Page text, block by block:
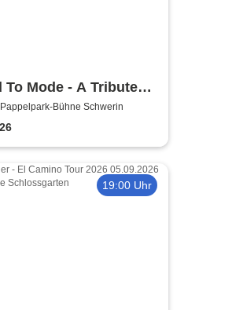
To Mode - A Tribute
Mode
Bühne Schwerin
19:00 Uhr